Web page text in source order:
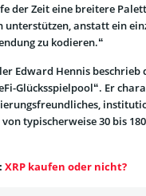
der Zeit eine breitere
anstatt ein
zu kodieren.“
Edward Hennis beschrieb
Glücksspielpool“. Er
typischerweise 30 bis
XRP kaufen oder nicht?